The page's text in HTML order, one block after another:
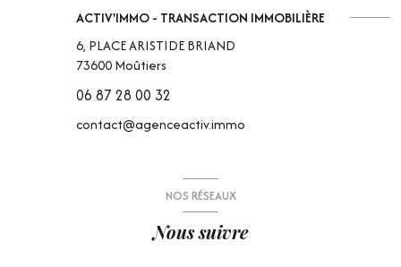
ACTIV'IMMO - TRANSACTION IMMOBILIÈRE
6, PLACE ARISTIDE BRIAND
73600Moûtiers
06 87 28 00 32
contact@agenceactiv.immo
NOS RÉSEAUX
Nous suivre